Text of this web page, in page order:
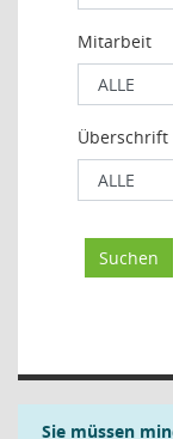
Mitarbeit
Überschrift
Sie müssen